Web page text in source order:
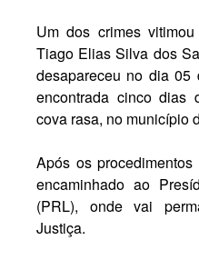
Um dos crimes
Tiago Elias Silva dos
desapareceu no dia
encontrada cinco dias
cova rasa, no município
Após os
encaminhado ao
(PRL), onde vai
Justiça.